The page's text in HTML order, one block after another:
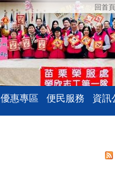
回首頁
優惠專區 便民服務 資訊